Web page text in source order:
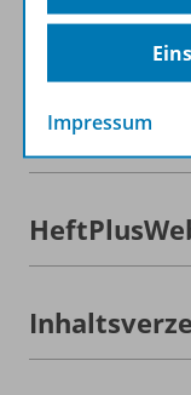
Zugehörige
Impressum